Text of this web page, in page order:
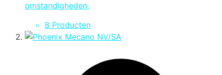
omstandigheden.
8 Producten